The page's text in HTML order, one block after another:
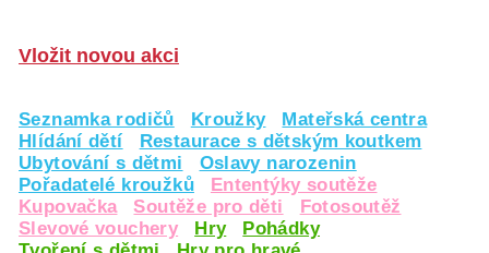
Vložit novou akci
Seznamka rodičů Kroužky
Mateřská centra
Hlídání dětí
Restaurace s dětským koutkem
Ubytování s dětmi
Oslavy narozenin
Pořadatelé kroužků
Ententýky soutěže
Kupovačka
Soutěže pro děti
Fotosoutěž
Slevové vouchery
Hry
Pohádky